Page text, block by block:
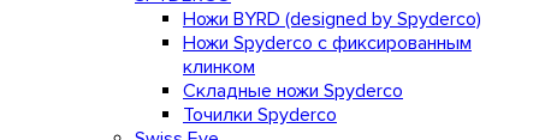
Ножи BYRD (designed by Spyderco)
Ножи Spyderco c фиксированным
клинком
Складные ножи Spyderco
Точилки Spyderco